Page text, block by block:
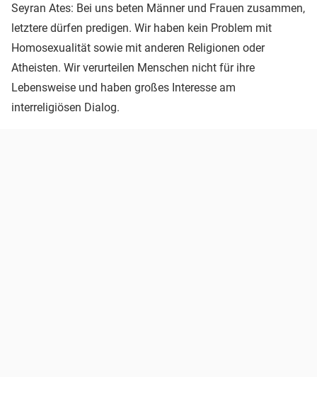
Seyran Ates: Bei uns beten Männer und Frauen zusammen,
letztere dürfen predigen. Wir haben kein Problem mit
Homosexualität sowie mit anderen Religionen oder
Atheisten. Wir verurteilen Menschen nicht für ihre
Lebensweise und haben großes Interesse am
interreligiösen Dialog.